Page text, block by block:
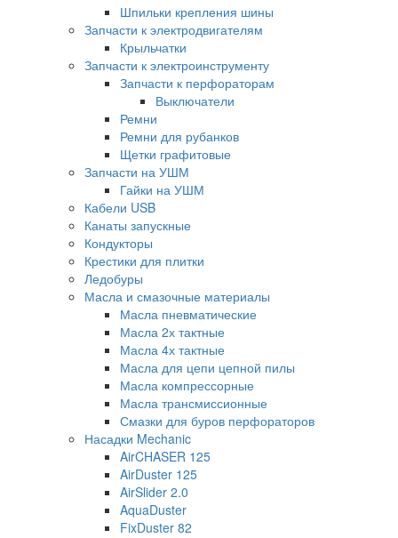
Шпильки крепления шины
Запчасти к электродвигателям
Крыльчатки
Запчасти к электроинструменту
Запчасти к перфораторам
Выключатели
Ремни
Ремни для рубанков
Щетки графитовые
Запчасти на УШМ
Гайки на УШМ
Кабели USB
Канаты запускные
Кондукторы
Крестики для плитки
Ледобуры
Масла и смазочные материалы
Масла пневматические
Масла 2х тактные
Масла 4х тактные
Масла для цепи цепной пилы
Масла компрессорные
Масла трансмиссионные
Смазки для буров перфораторов
Насадки Mechanic
AirCHASER 125
AirDuster 125
AirSlider 2.0
AquaDuster
FixDuster 82